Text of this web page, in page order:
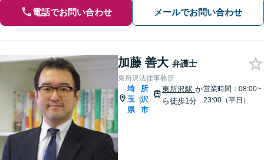
電話でお問い合わせ メールでお問い合わせ
加藤 善大 弁護士
東所沢法律事務所
埼
玉
県
|
所
沢
市
東所沢駅 か
ら徒歩1分
営業時間：08:00~
23:00（平日）